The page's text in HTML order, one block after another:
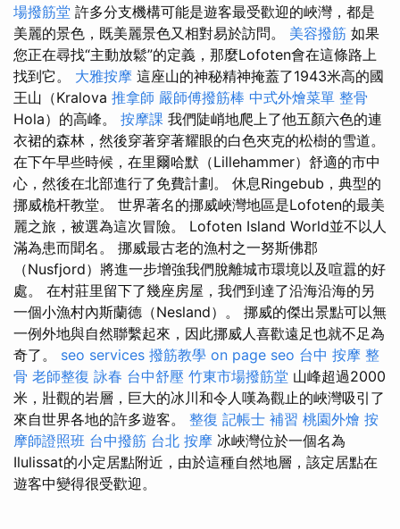
場撥筋堂 許多分支機構可能是遊客最受歡迎的峽灣，都是
美麗的景色，既美麗景色又相對易於訪問。 美容撥筋 如果
您正在尋找“主動放鬆”的定義，那麼Lofoten會在這條路上
找到它。 大雅按摩 這座山的神秘精神掩蓋了1943米高的國
王山（Kralova 推拿師 嚴師傅撥筋棒 中式外燴菜單 整骨
Hola）的高峰。 按摩課 我們陡峭地爬上了他五顏六色的連
衣裙的森林，然後穿著穿著耀眼的白色夾克的松樹的雪道。
在下午早些時候，在里爾哈默（Lillehammer）舒適的市中
心，然後在北部進行了免費計劃。 休息Ringebub，典型的
挪威桅杆教堂。 世界著名的挪威峽灣地區是Lofoten的最美
麗之旅，被選為這次冒險。 Lofoten Island World並不以人
滿為患而聞名。 挪威最古老的漁村之一努斯佛郡
（Nusfjord）將進一步增強我們脫離城市環境以及喧囂的好
處。 在村莊里留下了幾座房屋，我們到達了沿海沿海的另
一個小漁村內斯蘭德（Nesland）。 挪威的傑出景點可以無
一例外地與自然聯繫起來，因此挪威人喜歡遠足也就不足為
奇了。 seo services 撥筋教學 on page seo 台中 按摩 整
骨 老師整復 詠春 台中舒壓 竹東市場撥筋堂 山峰超過2000
米，壯觀的岩層，巨大的冰川和令人嘆為觀止的峽灣吸引了
來自世界各地的許多遊客。 整復 記帳士 補習 桃園外燴 按
摩師證照班 台中撥筋 台北 按摩 冰峽灣位於一個名為
Ilulissat的小定居點附近，由於這種自然地層，該定居點在
遊客中變得很受歡迎。